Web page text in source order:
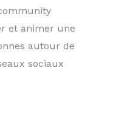
et animer une
autour de
sociaux